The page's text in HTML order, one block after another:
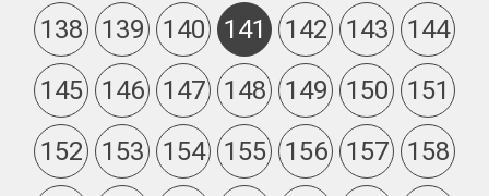
138
139 140 141 142 143
144
145
146 147 148 149 150
151
152
153 154 155 156 157
158